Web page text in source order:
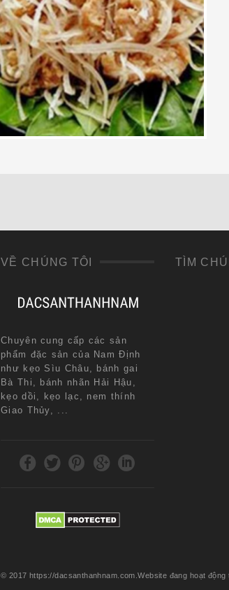
35,000₫
VỀ CHÚNG TÔI
Chuyên cung cấp các sản
phẩm đặc sản của Nam Định
như kẹo Sìu Châu, bánh gai
Bà Thi, bánh nhãn Hải Hậu,
kẹo dồi, kẹo lạc, nem thính
Giao Thủy, ...
TÌM
© 2017 https://dacsanthanhnam.com.Website đang hoạt động